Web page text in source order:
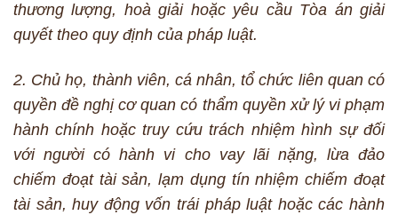
thương lượng, hoà giải hoặc yêu cầu Tòa án giải
quyết theo quy định của pháp luật.
2. Chủ họ, thành viên, cá nhân, tổ chức liên quan có
quyền đề nghị cơ quan có thẩm quyền xử lý vi phạm
hành chính hoặc truy cứu trách nhiệm hình sự đối
với người có hành vi cho vay lãi nặng, lừa đảo
chiếm đoạt tài sản, lạm dụng tín nhiệm chiếm đoạt
tài sản, huy động vốn trái pháp luật hoặc các hành